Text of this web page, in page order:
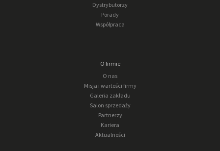
Dystrybutorzy
Porady
Współpraca
O firmie
O nas
Misja i wartości firmy
Galeria zakładu
Salon sprzedaży
Partnerzy
Kariera
Aktualności